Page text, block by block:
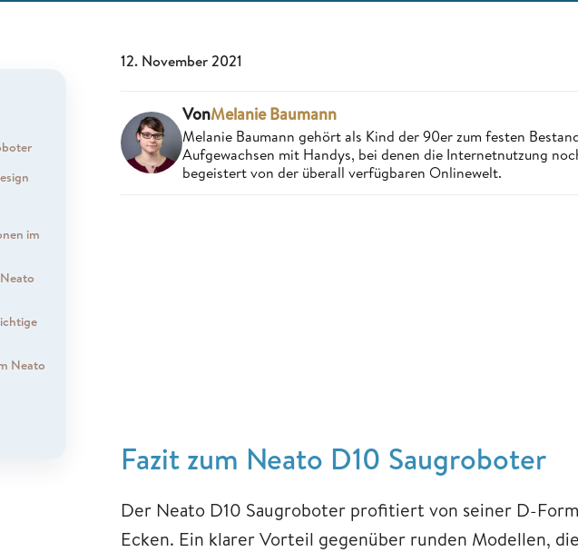
im
Neato
12. November 2021
VonMelanie Baumann
Melanie Baumann gehört als Kind der 90er zum festen
Aufgewachsen mit Handys, bei denen die Internetnutzung
begeistert von der überall verfügbaren Onlinewelt.
Fazit zum Neato D10 Saugroboter
Der Neato D10 Saugroboter profitiert von seiner D-
Ecken. Ein klarer Vorteil gegenüber runden Modellen,